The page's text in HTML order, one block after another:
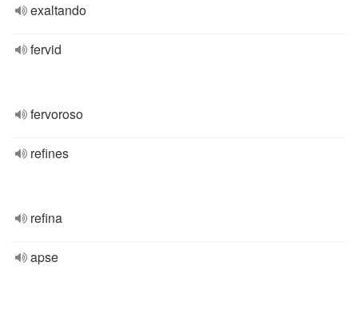
exaltando
fervid
fervoroso
refines
refina
apse